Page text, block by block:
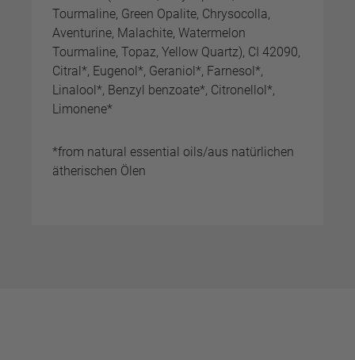
Tourmaline, Green Opalite, Chrysocolla,
Aventurine, Malachite, Watermelon
Tourmaline, Topaz, Yellow Quartz), CI 42090,
Citral*, Eugenol*, Geraniol*, Farnesol*,
Linalool*, Benzyl benzoate*, Citronellol*,
Limonene*
*from natural essential oils/aus natürlichen
ätherischen Ölen